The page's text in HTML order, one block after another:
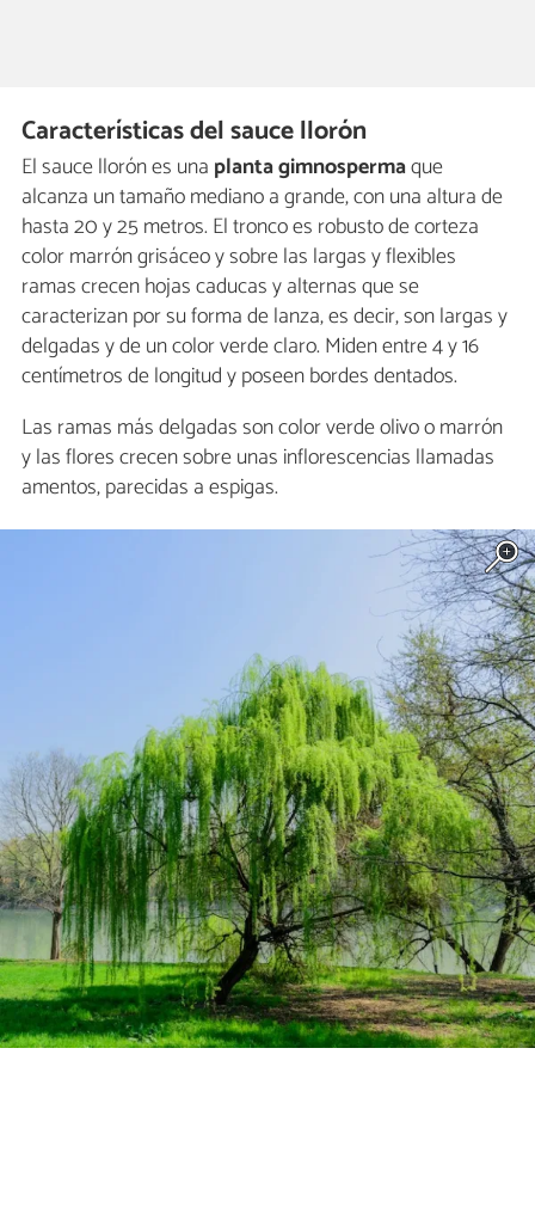
Características del sauce llorón
El sauce llorón es una planta gimnospermaque
alcanza un tamaño mediano a grande, con una altura de
hasta 20 y 25 metros. El tronco es robusto de corteza
color marrón grisáceo y sobre las largas y flexibles
ramas crecen hojas caducas y alternas que se
caracterizan por su forma de lanza, es decir, son largas y
delgadas y de un color verde claro. Miden entre 4 y 16
centímetros de longitud y poseen bordes dentados.
Las ramas más delgadas son color verde olivo o marrón
y las flores crecen sobre unas inflorescencias llamadas
amentos, parecidas a espigas.